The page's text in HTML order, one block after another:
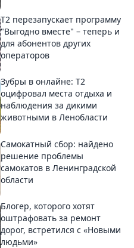
Т2 перезапускает программу
"Выгодно вместе" – теперь и
для абонентов других
операторов
Зубры в онлайне: Т2
оцифровал места отдыха и
наблюдения за дикими
животными в Ленобласти
Самокатный сбор: найдено
решение проблемы
самокатов в Ленинградской
области
Блогер, которого хотят
оштрафовать за ремонт
дорог, встретился с «Новыми
людьми»